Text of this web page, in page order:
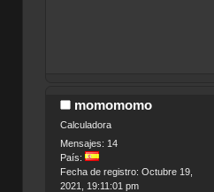
momomomo
Calculadora
Mensajes: 14
País:
Fecha de registro: Octubre 19,
2021, 19:11:01 pm